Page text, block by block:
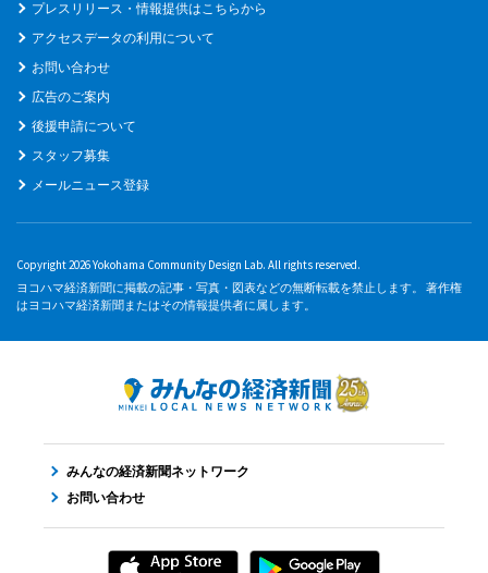
プレスリリース・情報提供はこちらから
アクセスデータの利用について
お問い合わせ
広告のご案内
後援申請について
スタッフ募集
メールニュース登録
Copyright 2026 Yokohama Community Design Lab. All rights reserved.
ヨコハマ経済新聞に掲載の記事・写真・図表などの無断転載を禁止します。 著作権
はヨコハマ経済新聞またはその情報提供者に属します。
みんなの経済新聞ネットワーク
お問い合わせ